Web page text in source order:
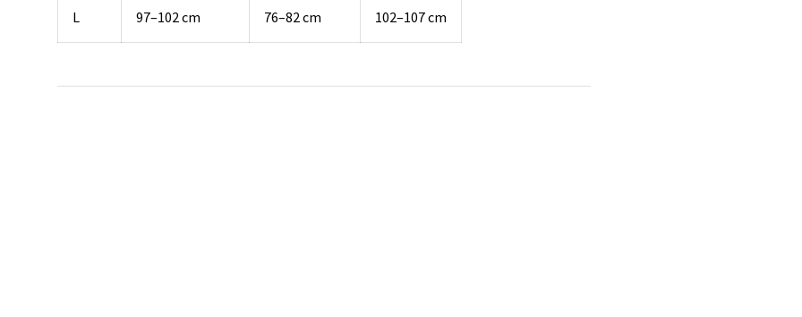
L 97–102 cm 76–82 cm 102–107 cm